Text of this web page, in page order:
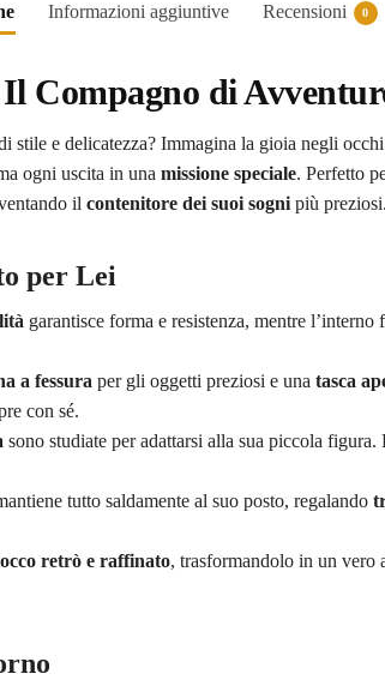
Informazioni aggiuntive Recensioni 0
Compagno di
stile e delicatezza? Immagina la gioia negli
ogni uscita in una missione speciale. Perfetto
il contenitore dei suoi sognipiù preziosi.
per Lei
garantisce forma e resistenza, mentre
a fessura per gli oggetti preziosi e una tasca
con sé.
sono studiate per adattarsi alla sua piccola figura.
tutto saldamente al suo posto, regalando
retrò e raffinato, trasformandolo in un vero